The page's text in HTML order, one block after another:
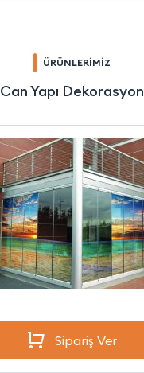
ÜRÜNLERİMİZ
Can Yapı Dekorasyon
Sipariş Ver